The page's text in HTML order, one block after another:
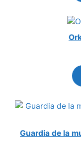
Guardia de la